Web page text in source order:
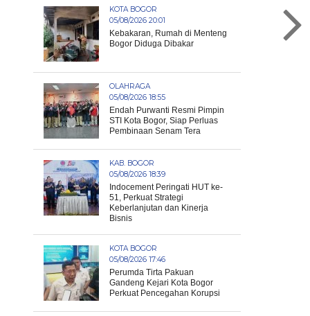
KOTA BOGOR
05/08/2026 20:01
Kebakaran, Rumah di Menteng
Bogor Diduga Dibakar
OLAHRAGA
05/08/2026 18:55
Endah Purwanti Resmi Pimpin
STI Kota Bogor, Siap Perluas
Pembinaan Senam Tera
KAB. BOGOR
05/08/2026 18:39
Indocement Peringati HUT ke-
51, Perkuat Strategi
Keberlanjutan dan Kinerja
Bisnis
KOTA BOGOR
05/08/2026 17:46
Perumda Tirta Pakuan
Gandeng Kejari Kota Bogor
Perkuat Pencegahan Korupsi